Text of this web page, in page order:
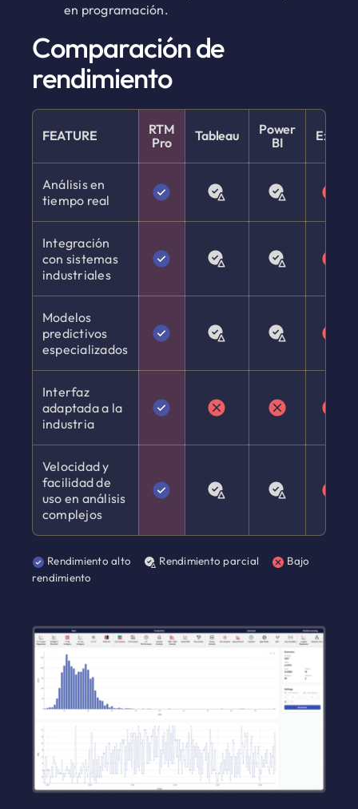
en programación.
Comparación de
rendimiento
FEATURE
RTM
Pro
Tableau
Power
BI
Excel
Análisis en
tiempo real
Integración
con sistemas
industriales
Modelos
predictivos
especializados
Interfaz
adaptada a la
industria
Velocidad y
facilidad de
uso en análisis
complejos
Rendimiento alto Rendimiento parcial
Bajo
rendimiento